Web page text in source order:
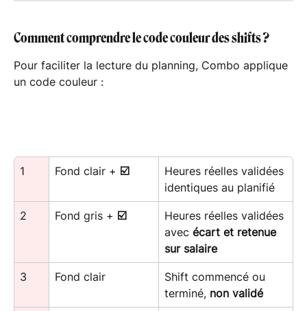
Comment comprendre le code couleur des shifts ?
Pour faciliter la lecture du planning, Combo applique
un code couleur :
1 Fond clair + ☑️
Heures réelles validées
identiques au planifié
2 Fond gris + ☑️
Heures réelles validées
avec écart et retenue
sur salaire
3 Fond clair
Shift commencé ou
terminé, non validé